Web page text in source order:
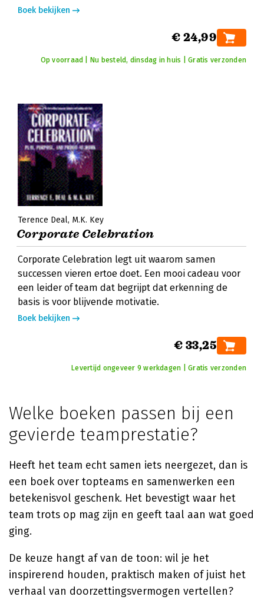
Boek bekijken
€ 24,99
Op voorraad | Nu besteld, dinsdag in huis | Gratis verzonden
Terence Deal M.K. Key
Corporate Celebration
Corporate Celebration legt uit waarom samen
successen vieren ertoe doet. Een mooi cadeau voor
een leider of team dat begrijpt dat erkenning de
basis is voor blijvende motivatie.
Boek bekijken
€ 33,25
Levertijd ongeveer 9 werkdagen | Gratis verzonden
Welke boeken passen bij een
gevierde teamprestatie?
Heeft het team echt samen iets neergezet, dan is
een boek over topteams en samenwerken een
betekenisvol geschenk. Het bevestigt waar het
team trots op mag zijn en geeft taal aan wat goed
ging.
De keuze hangt af van de toon: wil je het
inspirerend houden, praktisch maken of juist het
verhaal van doorzettingsvermogen vertellen?